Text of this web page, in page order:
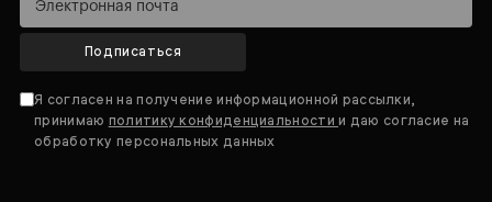
Подписаться
Я согласен на получение информационной рассылки,
принимаю политику конфиденциальностии даю согласие на
обработку персональных данных